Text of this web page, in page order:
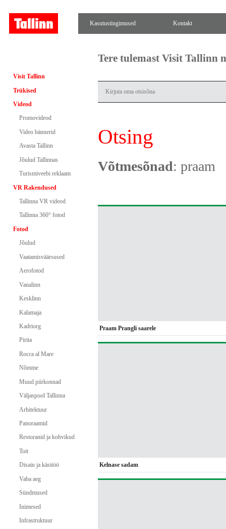
Kasutustingimused Kontakt
Visit Tallinn
Trükised
Videod
Promovideod
Video bännerid
Avasta Tallinn
Jõulud Tallinnas
Turismiveebi reklaam
VR Rakendused
Tallinna VR videod
Tallinna 360° fotod
Fotod
Jõulud
Vaatamisväärsused
Aerofotod
Vanalinn
Kesklinn
Kalamaja
Kadriorg
Pirita
Rocca al Mare
Nõmme
Muud piirkonnad
Väljaspool Tallinna
Arhitektuur
Panoraamid
Restoranid ja kohvikud
Toit
Disain ja käsitöö
Vaba aeg
Sündmused
Inimesed
Infrastruktuur
Tere tulemast Visit Tallinn
Otsing
Võtmesõnad: praam
Praam Prangli saarele
Kelnase sadam